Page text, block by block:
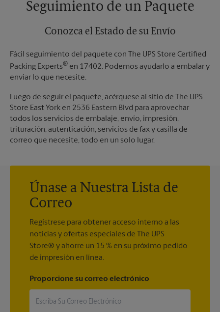
Seguimiento de un Paquete
Conozca el Estado de su Envío
Fácil seguimiento del paquete con The UPS Store Certified
Packing Experts® en 17402. Podemos ayudarlo a embalar y
enviar lo que necesite.
Luego de seguir el paquete, acérquese al sitio de The UPS
Store East York en 2536 Eastern Blvd para aprovechar
todos los servicios de embalaje, envío, impresión,
trituración, autenticación, servicios de fax y casilla de
correo que necesite, todo en un solo lugar.
Únase a Nuestra Lista de
Correo
Regístrese para obtener acceso interno a las
noticias y ofertas especiales de The UPS
Store® y ahorre un 15 % en su próximo pedido
de impresión en línea.
Proporcione su correo electrónico